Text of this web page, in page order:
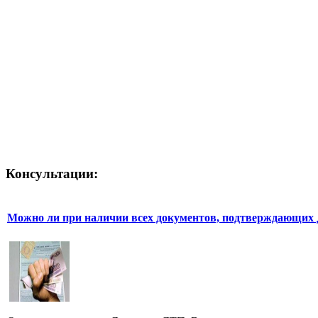
Консультации:
Можно ли при наличии всех документов,